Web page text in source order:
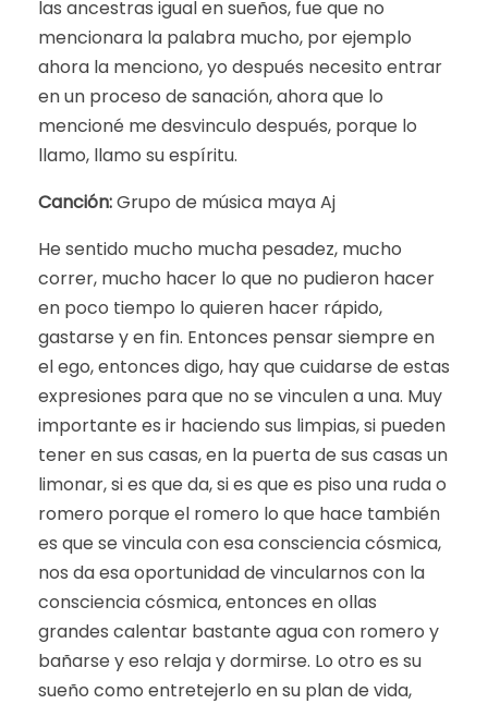
las ancestras igual en sueños, fue que no
mencionara la palabra mucho, por ejemplo
ahora la menciono, yo después necesito entrar
en un proceso de sanación, ahora que lo
mencioné me desvinculo después, porque lo
llamo, llamo su espíritu.
Canción:Grupo de música maya Aj
He sentido mucho mucha pesadez, mucho
correr, mucho hacer lo que no pudieron hacer
en poco tiempo lo quieren hacer rápido,
gastarse y en fin. Entonces pensar siempre en
el ego, entonces digo, hay que cuidarse de estas
expresiones para que no se vinculen a una. Muy
importante es ir haciendo sus limpias, si pueden
tener en sus casas, en la puerta de sus casas un
limonar, si es que da, si es que es piso una ruda o
romero porque el romero lo que hace también
es que se vincula con esa consciencia cósmica,
nos da esa oportunidad de vincularnos con la
consciencia cósmica, entonces en ollas
grandes calentar bastante agua con romero y
bañarse y eso relaja y dormirse. Lo otro es su
sueño como entretejerlo en su plan de vida,